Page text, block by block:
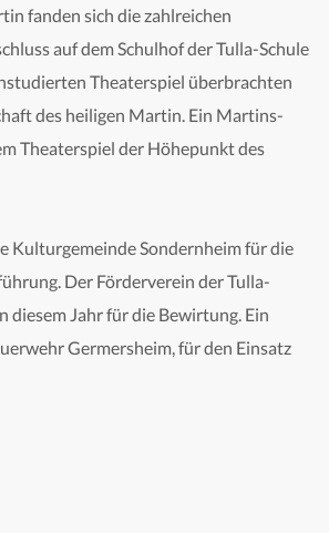
fanden sich die zahlreichen
auf dem Schulhof der Tulla-Schule
Theaterspiel überbrachten
des heiligen Martin. Ein Martins-
Theaterspiel der Höhepunkt des
Kulturgemeinde Sondernheim für die
Der Förderverein der Tulla-
diesem Jahr für die Bewirtung. Ein
Germersheim, für den Einsatz